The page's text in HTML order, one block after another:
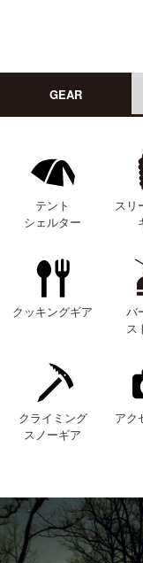
GEAR
テント
シェルター
スリ
クッキングギア
バ
ス
クライミング
スノーギア
アク